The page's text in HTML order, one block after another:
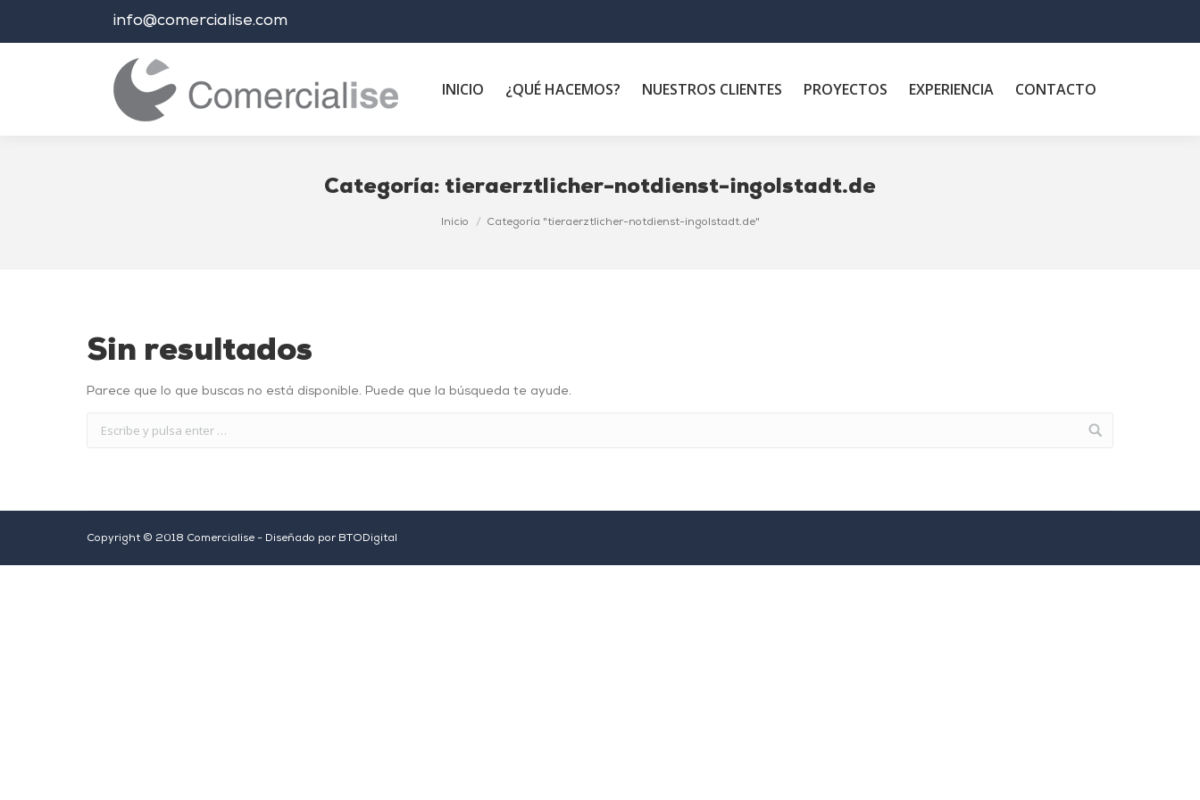
info@comercialise.com
INICIO ¿QUÉ HACEMOS? NUESTROS CLIENTES PROYECTOS EXPERIENCIA CONTACTO
Categoría: tieraerztlicher-notdienst-ingolstadt.de
Inicio Categoría "tieraerztlicher-notdienst-ingolstadt.de"
Sin resultados
Parece que lo que buscas no está disponible. Puede que la búsqueda te ayude.
Copyright © 2018 Comercialise - Diseñado por BTODigital